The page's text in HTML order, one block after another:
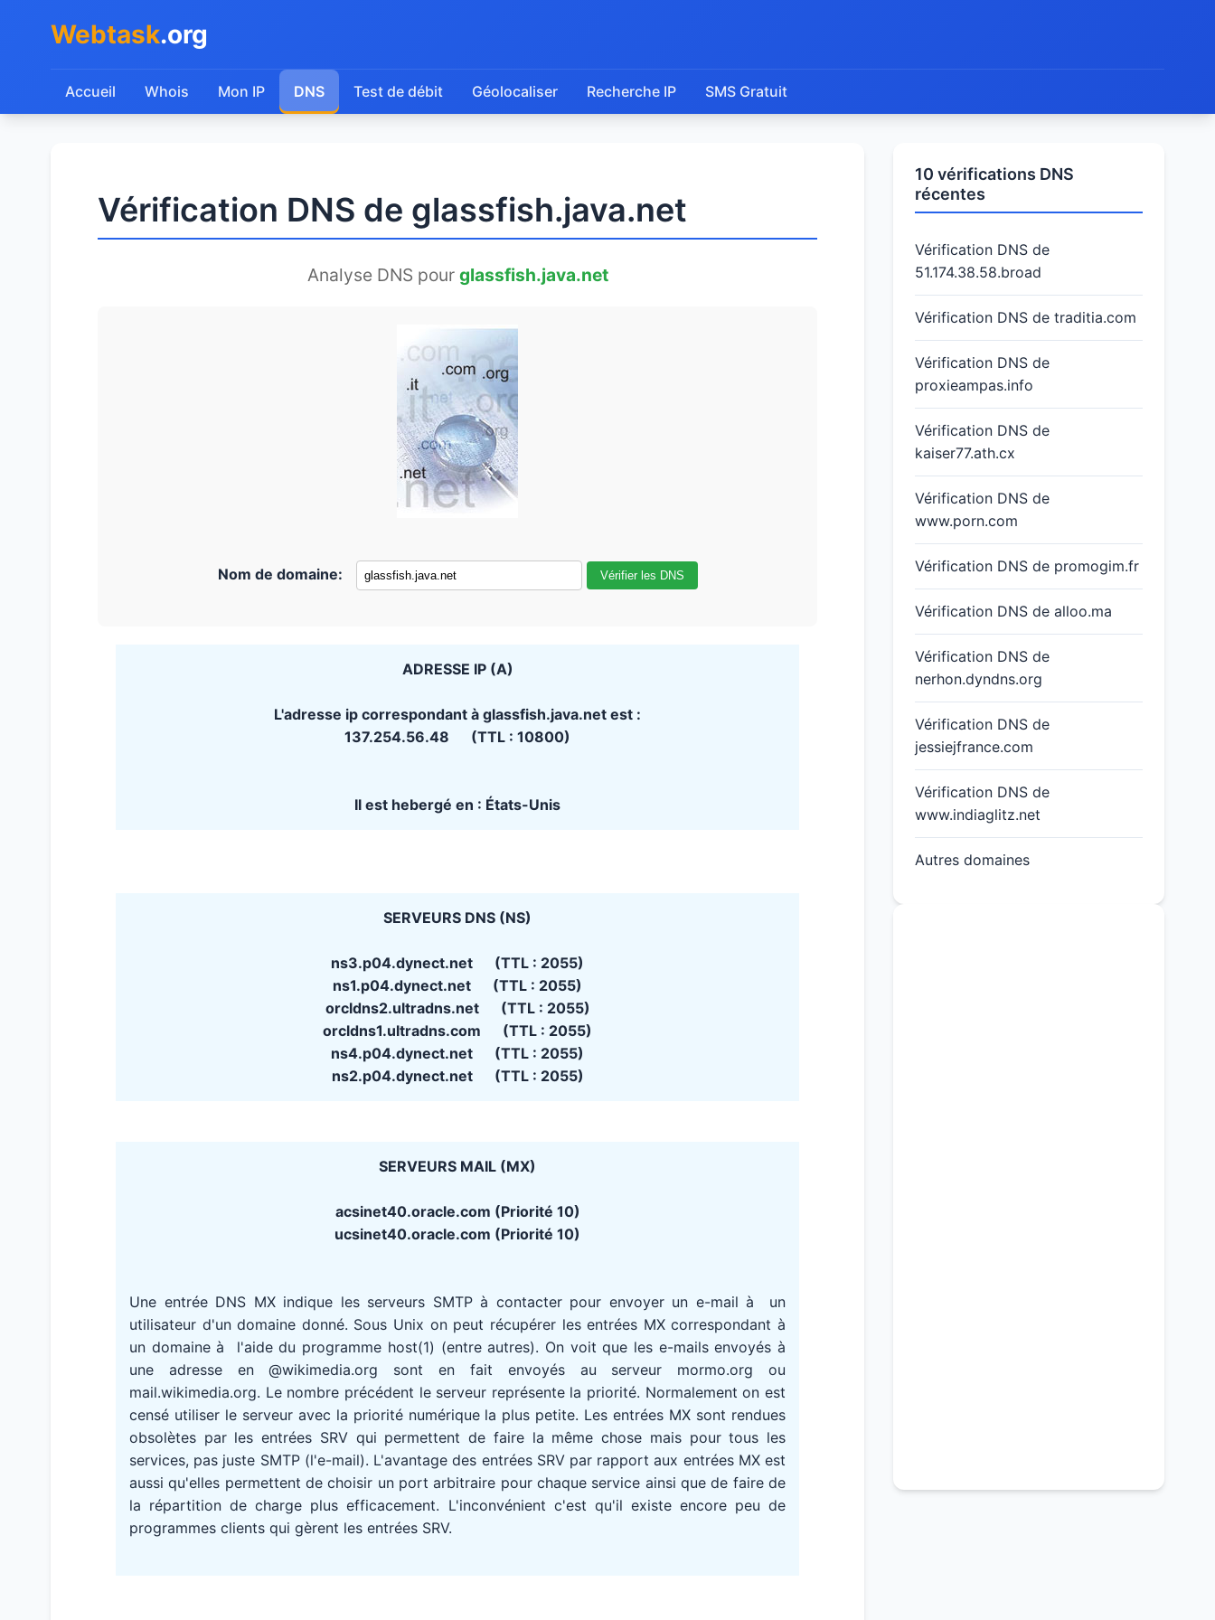
Webtask.org
Accueil Whois Mon IP DNS Test de débit Géolocaliser Recherche IP SMS Gratuit
Vérification DNS de glassfish.java.net
Analyse DNS pour glassfish.java.net
Nom de domaine: Vérifier les DNS
ADRESSE IP (A)
L'adresse ip correspondant à glassfish.java.net est :
137.254.56.48 (TTL : 10800)
Il est hebergé en : États-Unis
SERVEURS DNS (NS)
ns3.p04.dynect.net (TTL : 2055)
ns1.p04.dynect.net (TTL : 2055)
orcldns2.ultradns.net (TTL : 2055)
orcldns1.ultradns.com (TTL : 2055)
ns4.p04.dynect.net (TTL : 2055)
ns2.p04.dynect.net (TTL : 2055)
SERVEURS MAIL (MX)
acsinet40.oracle.com (Priorité 10)
ucsinet40.oracle.com (Priorité 10)
Une entrée DNS MX indique les serveurs SMTP à contacter pour envoyer un e-mail à un
utilisateur d'un domaine donné. Sous Unix on peut récupérer les entrées MX correspondant à
un domaine à l'aide du programme host(1) (entre autres). On voit que les e-mails envoyés à
une adresse en @wikimedia.org sont en fait envoyés au serveur mormo.org ou
mail.wikimedia.org. Le nombre précédent le serveur représente la priorité. Normalement on est
censé utiliser le serveur avec la priorité numérique la plus petite. Les entrées MX sont rendues
obsolètes par les entrées SRV qui permettent de faire la même chose mais pour tous les
services, pas juste SMTP (l'e-mail). L'avantage des entrées SRV par rapport aux entrées MX est
aussi qu'elles permettent de choisir un port arbitraire pour chaque service ainsi que de faire de
la répartition de charge plus efficacement. L'inconvénient c'est qu'il existe encore peu de
programmes clients qui gèrent les entrées SRV.
10 vérifications DNS
récentes
Vérification DNS de
51.174.38.58.broad
Vérification DNS de traditia.com
Vérification DNS de
proxieampas.info
Vérification DNS de
kaiser77.ath.cx
Vérification DNS de
www.porn.com
Vérification DNS de promogim.fr
Vérification DNS de alloo.ma
Vérification DNS de
nerhon.dyndns.org
Vérification DNS de
jessiejfrance.com
Vérification DNS de
www.indiaglitz.net
Autres domaines